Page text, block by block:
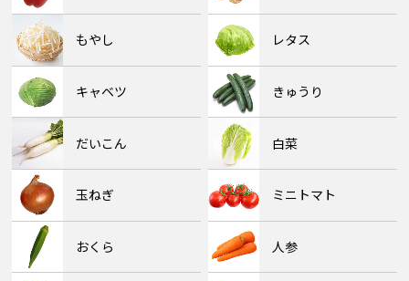
もやし レタス
キャベツ きゅうり
だいこん 白菜
玉ねぎ ミニトマト
おくら 人参